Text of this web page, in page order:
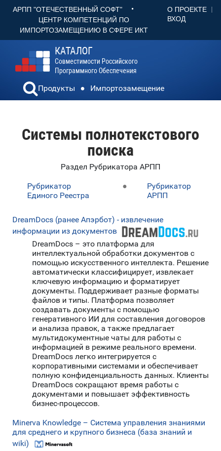
АРПП "ОТЕЧЕСТВЕННЫЙ СОФТ" •
ЦЕНТР КОМПЕТЕНЦИЙ ПО
ИМПОРТОЗАМЕЩЕНИЮ В СФЕРЕ ИКТ
О ПРОЕКТЕ
ВХОД
КАТАЛОГ
Совместимости Российского
Программного Обеспечения
Продукты Импортозамещение
Системы полнотекстового
поиска
Раздел Рубрикатора АРПП
Рубрикатор
Единого Реестра
●
Рубрикатор
АРПП
DreamDocs (ранее Апэрбот) - извлечение
информации из документов
DreamDocs – это платформа для
интеллектуальной обработки документов с
помощью искусственного интеллекта. Решение
автоматически классифицирует, извлекает
ключевую информацию и форматирует
документы. Поддерживает разные форматы
файлов и типы. Платформа позволяет
создавать документы с помощью
генеративного ИИ для составления договоров
и анализа правок, а также предлагает
мультидокументные чаты для работы с
информацией в режиме реального времени.
DreamDocs легко интегрируется с
корпоративными системами и обеспечивает
полную конфиденциальность данных. Клиенты
DreamDocs сокращают время работы с
документами и повышает эффективность
бизнес-процессов.
Minerva Knowledge – Система управления знаниями
для среднего и крупного бизнеса (база знаний и
wiki)